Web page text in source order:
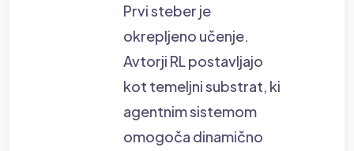
Prvi steber je
okrepljeno učenje.
Avtorji RL postavljajo
kot temeljni substrat, ki
agentnim sistemom
omogoča dinamično